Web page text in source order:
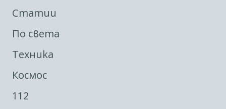
Статии
По света
Техника
Космос
112